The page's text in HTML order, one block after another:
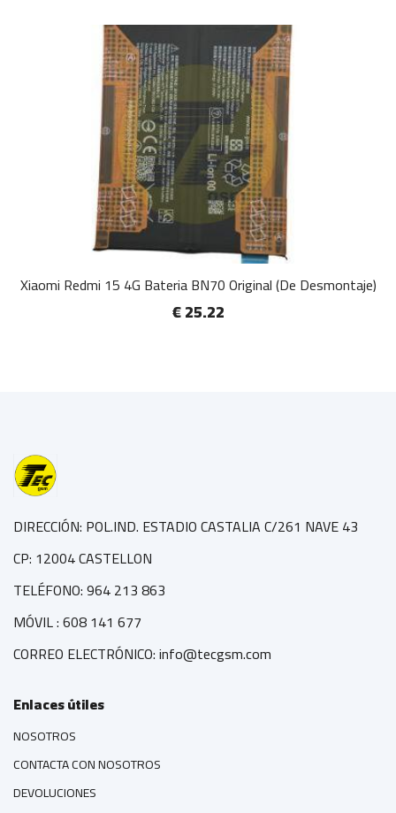
Xiaomi Redmi 15 4G Bateria BN70 Original (De Desmontaje)
€ 25.22
DIRECCIÓN: POL.IND. ESTADIO CASTALIA C/261 NAVE 43
CP: 12004 CASTELLON
TELÉFONO: 964 213 863
MÓVIL : 608 141 677
CORREO ELECTRÓNICO: info@tecgsm.com
Enlaces útiles
NOSOTROS
CONTACTA CON NOSOTROS
DEVOLUCIONES